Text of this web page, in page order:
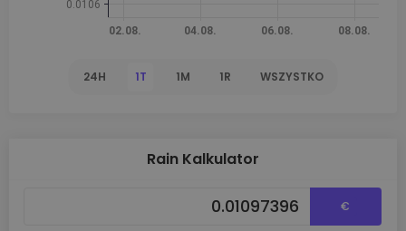
24H 1T 1M 1R WSZYSTKO
Rain Kalkulator
€